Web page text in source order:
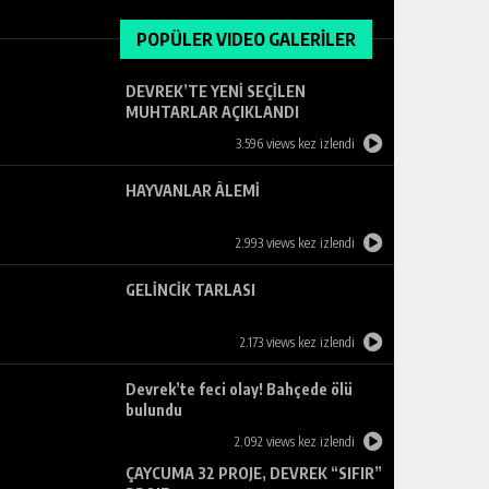
POPÜLER VIDEO GALERİLER
DEVREK’TE YENİ SEÇİLEN
MUHTARLAR AÇIKLANDI
3.596 views kez izlendi
HAYVANLAR ÂLEMİ
2.993 views kez izlendi
GELİNCİK TARLASI
2.173 views kez izlendi
Devrek’te feci olay! Bahçede ölü
bulundu
2.092 views kez izlendi
ÇAYCUMA 32 PROJE, DEVREK “SIFIR”